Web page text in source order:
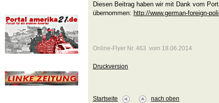
Diesen Beitrag haben wir mit Dank vom
übernommen: http://www.german-foreign-
Online-Flyer Nr. 463 vom 18.06.2014
Druckversion
Startseite nach oben